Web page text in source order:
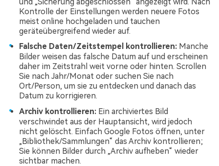
Kontrolle der Einstellungen werden neuere Fotos
meist online hochgeladen und tauchen
geräteübergreifend wieder auf.
Falsche Daten/Zeitstempel kontrollieren: Manche
Bilder weisen das falsche Datum auf und erscheinen
daher im Zeitstrahl weit vorne oder hinten. Scrollen
Sie nach Jahr/Monat oder suchen Sie nach
Ort/Person, um sie zu entdecken und danach das
Datum zu korrigieren.
Archiv kontrollieren: Ein archiviertes Bild
verschwindet aus der Hauptansicht, wird jedoch
nicht gelöscht. Einfach Google Fotos öffnen, unter
„Bibliothek/Sammlungen“ das Archiv kontrollieren;
Sie können Bilder durch „Archiv aufheben“ wieder
sichtbar machen.